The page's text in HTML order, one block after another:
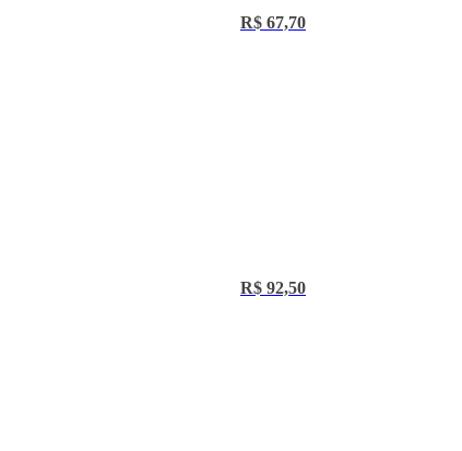
Preço:
R$ 67,70
Preço:
R$ 92,50